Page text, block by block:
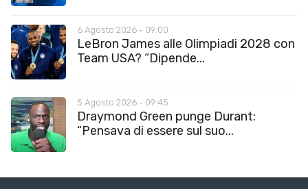
6 Agosto 2026 - 09:00
LeBron James alle Olimpiadi 2028 con
Team USA? “Dipende...
5 Agosto 2026 - 09:45
Draymond Green punge Durant:
“Pensava di essere sul suo...